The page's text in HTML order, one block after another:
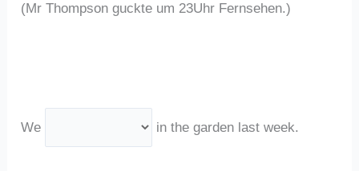
(Mr Thompson guckte um 23Uhr Fernsehen.)
We in the garden last week.